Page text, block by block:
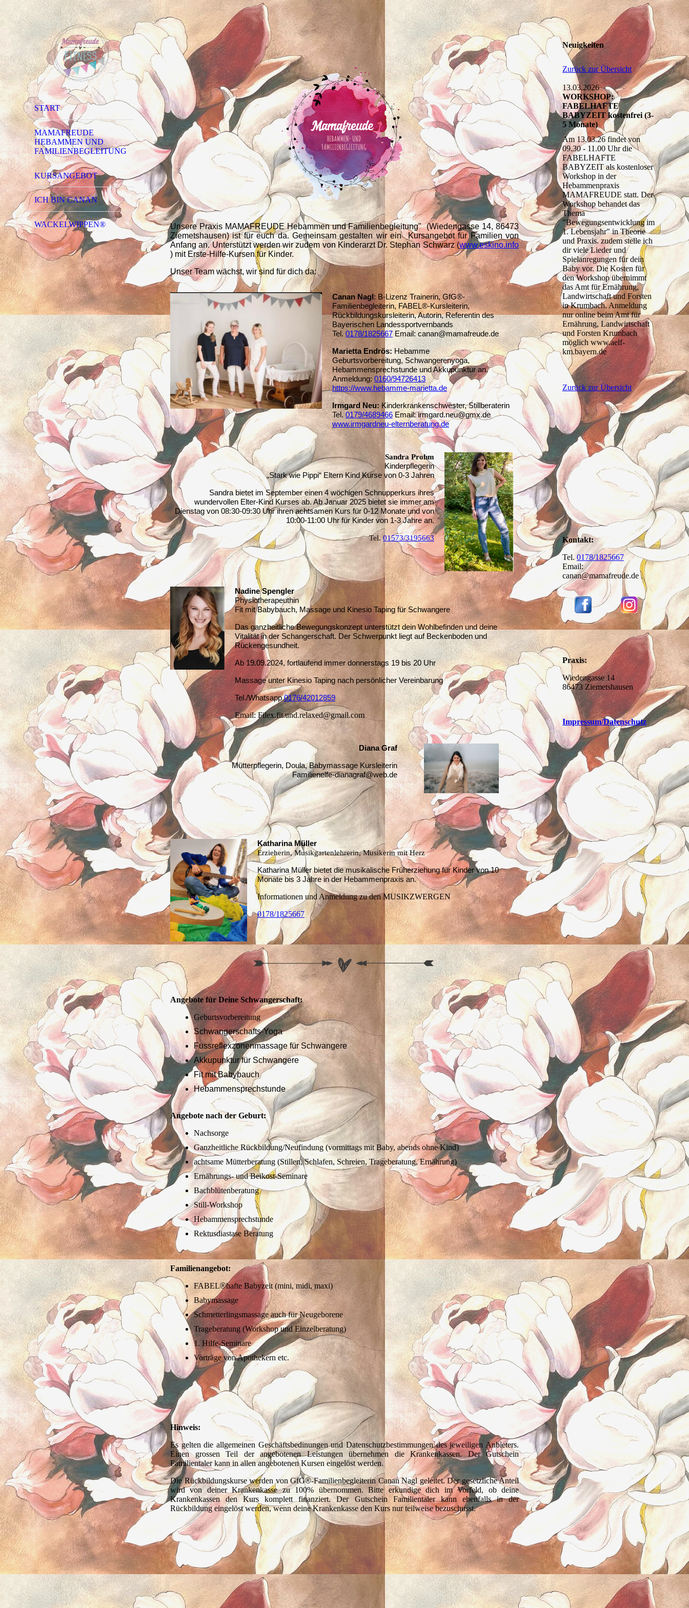
START
MAMAFREUDE
HEBAMMEN UND
FAMILIENBEGLEITUNG
KURSANGEBOT
ICH BIN CANAN
WACKELWIPPEN®
Unsere Praxis MAMAFREUDE Hebammen und Familienbegleitung" (Wiedengasse 14, 86473
Ziemetshausen) ist für euch da. Gemeinsam gestalten wir ein Kursangebot für Familien von
Anfang an. Unterstützt werden wir zudem von Kinderarzt Dr. Stephan Schwarz (www.eskino.info
) mit Erste-Hilfe-Kursen für Kinder.
Unser Team wächst, wir sind für dich da:
Canan Nagl: B-Lizenz Trainerin, GfG®-
Familienbegleiterin, FABEL®-Kursleiterin,
Rückbildungskursleiterin, Autorin, Referentin des
Bayerischen Landessportvernbands
Tel. 0178/1825667 Email: canan@mamafreude.de
Marietta Endrös: Hebamme
Geburtsvorbereitung, Schwangerenyoga,
Hebammensprechstunde und Akkupunktur an.
Anmeldung: 0160/94726413
https://www.hebamme-marietta.de
Irmgard Neu:Kinderkrankenschwester, Stillberaterin
Tel. 0179/4689466Email: irmgard.neu@gmx.de
www.irmgardneu-elternberatung.de
Sandra Prohm
Kinderpflegerin
„Stark wie Pippi“ Eltern Kind Kurse von 0-3 Jahren
Sandra bietet im September einen 4 wöchigen Schnupperkurs ihres
wundervollen Elter-Kind Kurses ab. Ab Januar 2025 bietet sie immer am
Dienstag von 08:30-09:30 Uhr ihren achtsamen Kurs für 0-12 Monate und von
10:00-11:00 Uhr für Kinder von 1-3 Jahre an.
Tel.01573/3195663
Nadine Spengler
Physiotherapeuthin
Fit mit Babybauch, Massage und Kinesio Taping für Schwangere
Das ganzheitliche Bewegungskonzept unterstützt dein Wohlbefinden und deine
Vitalität in der Schangerschaft. Der Schwerpunkt liegt auf Beckenboden und
Rückengesundheit.
Ab 19.09.2024, fortlaufend immer donnerstags 19 bis 20 Uhr
Massage unter Kinesio Taping nach persönlicher Vereinbarung
Tel./Whatsapp0176/42012859
Email: Filex.fit.und.relaxed@gmail.com
Diana Graf
Mütterpflegerin, Doula, Babymassage Kursleiterin
Familienelfe-dianagraf@web.de
Katharina Müller
Erzieherin, Musikgartenlehrerin, Musikerin mit Herz
Katharina Müller bietet die musikalische Früherziehung für Kinder von 10
Monate bis 3 Jahre in der Hebammenpraxis an.
Informationen und Anmeldung zu den MUSIKZWERGEN
0178/1825667
Angebote für Deine Schwangerschaft:
Geburtsvorbereitung
Schwangerschafts-Yoga
Fussreflexzonenmassage für Schwangere
Akkupunktur für Schwangere
Fit mit Babybauch
Hebammensprechstunde
Angebote nach der Geburt:
Nachsorge
Ganzheitliche Rückbildung/Neufindung (vormittags mit Baby, abends ohne Kind)
achtsame Mütterberatung (Stillen, Schlafen, Schreien, Trageberatung, Ernährung)
Ernährungs- und Beikost-Seminare
Bachblütenberatung
Still-Workshop
Hebammensprechstunde
Rektusdiastase Beratung
Familienangebot:
FABEL®hafte Babyzeit (mini, midi, maxi)
Babymassage
Schmetterlingsmassage auch für Neugeborene
Trageberatung (Workshop und Einzelberatung)
1. Hilfe-Seminare
Vorträge von Apothekern etc.
Hinweis:
Es gelten die allgemeinen Geschäftsbedinungen und Datenschutzbestimmungen des jeweiligen Anbieters.
Einen grossen Teil der angebotenen Leistungen übernehmen die Krankenkassen. Der Gutschein
Familientaler kann in allen angebotenen Kursen eingelöst werden.
Die Rückbildungskurse werden von GfG®-Familienbegleiterin Canan Nagl geleitet. Der gesetzliche Anteil
wird von deiner Krankenkasse zu 100% übernommen. Bitte erkundige dich im Vorfeld, ob deine
Krankenkassen den Kurs komplett finanziert. Der Gutschein Familientaler kann ebenfalls in der
Rückbildung eingelöst werden, wenn deine Krankenkasse den Kurs nur teilweise bezuschusst.
Neuigkeiten
Zurück zur Übersicht
13.03.2026
WORKSHOP:
FABELHAFTE
BABYZEIT kostenfrei (3-
5 Monate)
Am 13.03.26 findet von
09.30 - 11.00 Uhr die
FABELHAFTE
BABYZEIT als kostenloser
Workshop in der
Hebammenpraxis
MAMAFREUDE statt. Der
Workshop behandet das
Thema
"Bewegungsentwicklung im
1. Lebensjahr" in Theorie
und Praxis. zudem stelle ich
dir viele Lieder und
Spielanregungen für dein
Baby vor. Die Kosten für
den Workshop übernimmt
das Amt für Ernährung,
Landwirtschaft und Forsten
in Krumbach. Anmeldung
nur online beim Amt für
Ernährung, Landwirtschaft
und Forsten Krumbach
möglich www.aelf-
km.bayern.de
Zurück zur Übersicht
Kontakt:
Tel. 0178/1825667
Email:
canan@mamafreude.de
Praxis:
Wiedengasse 14
86473 Ziemetshausen
Impressum/Datenschutz